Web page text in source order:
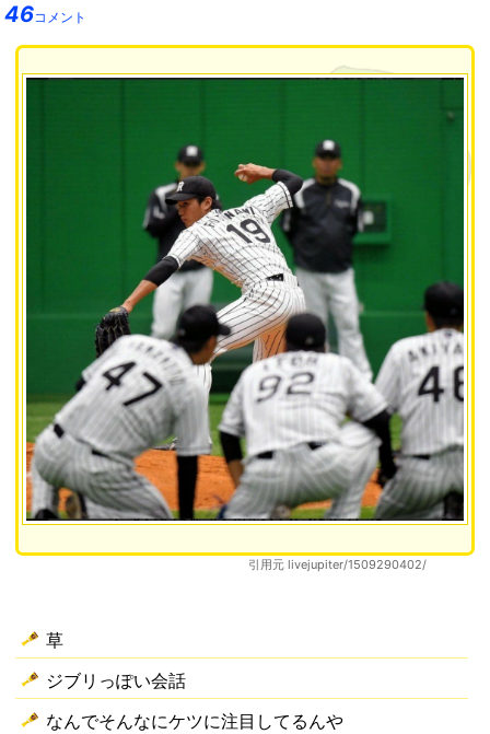
46コメント
引用元 livejupiter/1509290402/
草
ジブリっぽい会話
なんでそんなにケツに注目してるんや